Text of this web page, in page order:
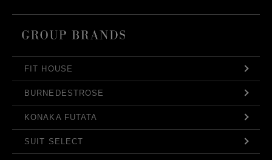
FIT HOUSE
BURNEDESTROSE
KONAKA FUTATA
SUIT SELECT